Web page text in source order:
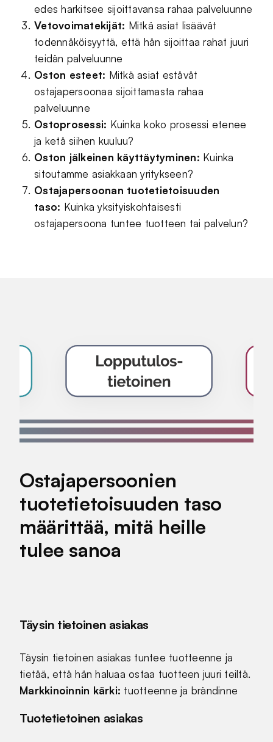
edes harkitsee sijoittavansa rahaa palveluunne
Vetovoimatekijät: Mitkä asiat lisäävät
todennäköisyyttä, että hän sijoittaa rahat juuri
teidän palveluunne
Oston esteet: Mitkä asiat estävät
ostajapersoonaa sijoittamasta rahaa
palveluunne
Ostoprosessi: Kuinka koko prosessi etenee
ja ketä siihen kuuluu?
Oston jälkeinen käyttäytyminen: Kuinka
sitoutamme asiakkaan yritykseen?
Ostajapersoonan tuotetietoisuuden
taso: Kuinka yksityiskohtaisesti
ostajapersoona tuntee tuotteen tai palvelun?
Ostajapersoonien
tuotetietoisuuden taso
määrittää, mitä heille
tulee sanoa
Täysin tietoinen asiakas
Täysin tietoinen asiakas tuntee tuotteenne ja
tietää, että hän haluaa ostaa tuotteen juuri teiltä.
Markkinoinnin kärki: tuotteenne ja brändinne
Tuotetietoinen asiakas